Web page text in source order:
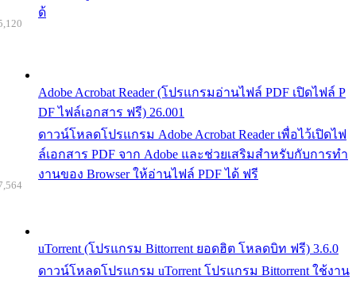
ด้
Adobe Acrobat Reader (โปรแกรมอ่านไฟล์ PDF เปิดไฟล์ P
DF ไฟล์เอกสาร ฟรี) 26.001
ดาวน์โหลดโปรแกรม Adobe Acrobat Reader เพื่อไว้เปิดไฟ
ล์เอกสาร PDF จาก Adobe และช่วยเสริมสำหรับกับการทำ
งานของ Browser ให้อ่านไฟล์ PDF ได้ ฟรี
uTorrent (โปรแกรม Bittorrent ยอดฮิต โหลดบิท ฟรี) 3.6.0
ดาวน์โหลดโปรแกรม uTorrent โปรแกรม Bittorrent ใช้งาน